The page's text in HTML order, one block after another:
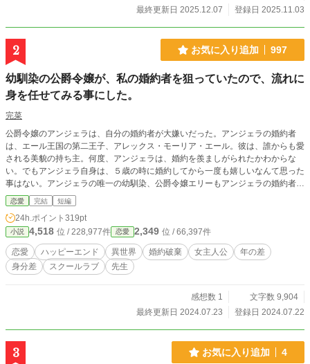
最終更新日 2025.12.07
登録日 2025.11.03
2 お気に入り追加 997
幼馴染の公爵令嬢が、私の婚約者を狙っていたので、流れに
身を任せてみる事にした。
完菜
公爵令嬢のアンジェラは、自分の婚約者が大嫌いだった。アンジェラの婚約者
は、エール王国の第二王子、アレックス・モーリア・エール。彼は、誰からも愛
される美貌の持ち主。何度、アンジェラは、婚約を羨ましがられたかわからな
い。でもアンジェラ自身は、５歳の時に婚約してから一度も嬉しいなんて思った
事はない。アンジェラの唯一の幼馴染、公爵令嬢エリーもアンジェラの婚約者を
羨ましがったうちの一人。アンジェラが、何度この婚約が良いものではないと説
明しても信じて貰えなかった。アンジェラ、エリー、アレックス、この三人が貴
族学園に通い始めると同時に、物語は動き出す。
恋愛 完結 短編
24h.ポイント 319pt
小説 4,518 位 / 228,977件 恋愛 2,349 位 / 66,397件
恋愛 ハッピーエンド 異世界 婚約破棄 女主人公
年の差
身分差
スクールラブ 先生
感想数 1
文字数 9,904
最終更新日 2024.07.23
登録日 2024.07.22
3 お気に入り追加 4